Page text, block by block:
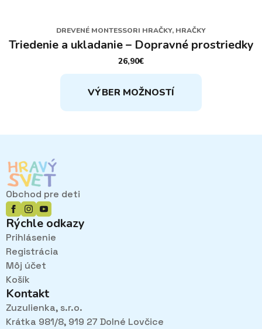
DREVENÉ MONTESSORI HRAČKY, HRAČKY
Triedenie a ukladanie – Dopravné prostriedky
26,90€
VÝBER MOŽNOSTÍ
Tento
produkt
má
variantov.
vybrať
stránke
Obchod pre deti
Rýchle odkazy
Prihlásenie
Registrácia
Môj účet
Košík
Kontakt
Zuzulienka, s.r.o.
Krátka 981/8, 919 27 Dolné Lovčice